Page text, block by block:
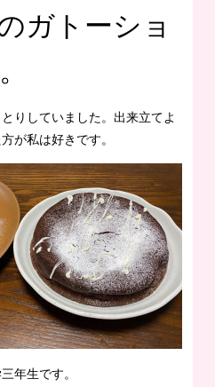
ガトーショ
りしていました。出来立てよ
が私は好きです。
年生です。